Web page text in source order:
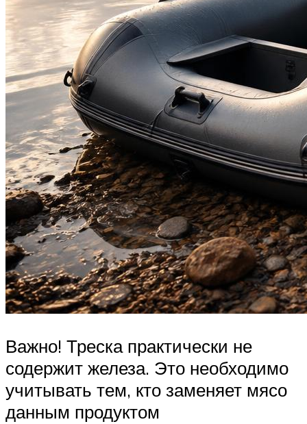
Важно! Треска практически не
содержит железа. Это необходимо
учитывать тем, кто заменяет мясо
данным продуктом